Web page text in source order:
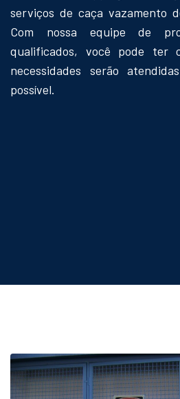
serviços de caça vazamento
Com nossa equipe de
qualificados, você pode ter
necessidades serão
possível.